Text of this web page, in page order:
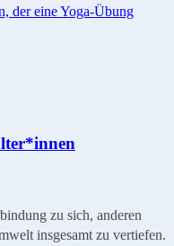
zu sich, anderen
insgesamt zu vertiefen.